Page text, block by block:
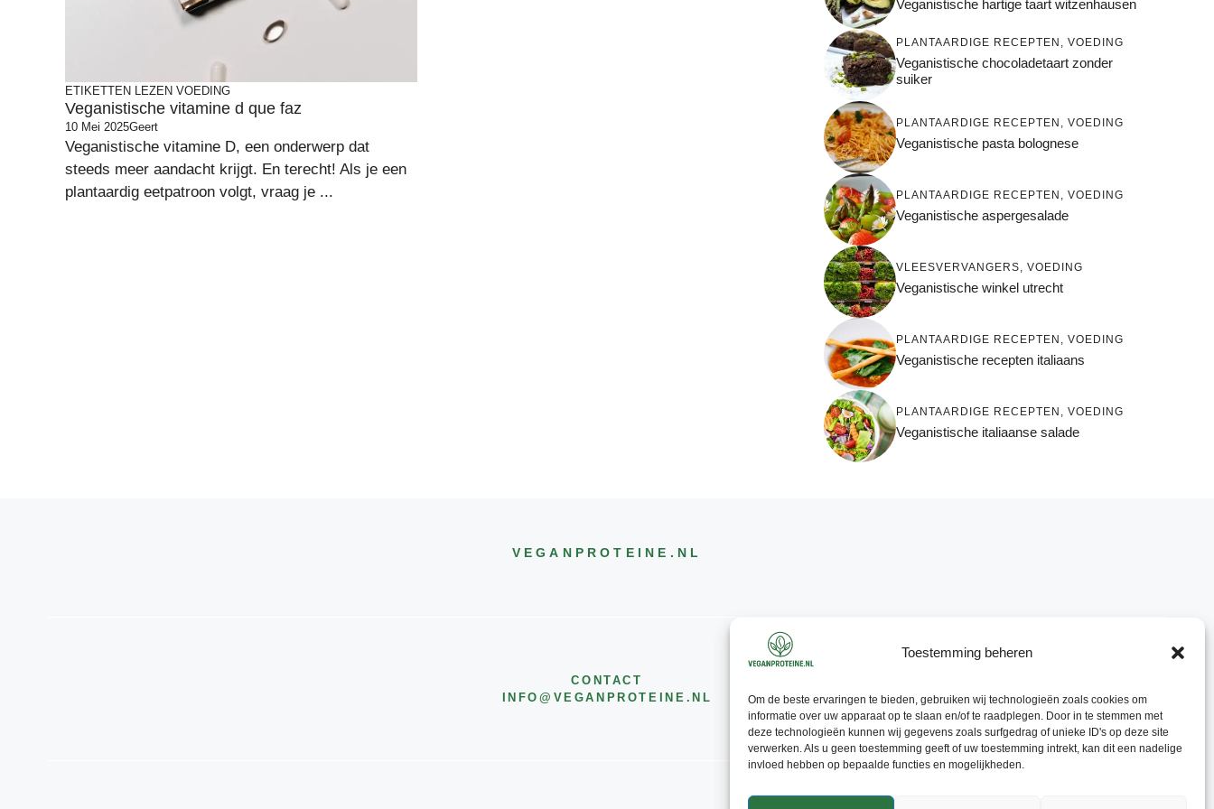
Toestemming beheren
Om de beste ervaringen te bieden, gebruiken wij technologieën zoals cookies om
informatie over uw apparaat op te slaan en/of te raadplegen. Door in te stemmen met
deze technologieën kunnen wij gegevens zoals surfgedrag of unieke ID's op deze site
verwerken. Als u geen toestemming geeft of uw toestemming intrekt, kan dit een nadelige
invloed hebben op bepaalde functies en mogelijkheden.
ETIKETTEN LEZEN VOEDING
Veganistische vitamine d que faz
10 Mei 2025Geert
Veganistische vitamine D, een onderwerp dat
steeds meer aandacht krijgt. En terecht! Als je een
plantaardig eetpatroon volgt, vraag je ...
Veganistische hartige taart witzenhausen
PLANTAARDIGE RECEPTEN , VOEDING
Veganistische chocoladetaart zonder
suiker
PLANTAARDIGE RECEPTEN , VOEDING
Veganistische pasta bolognese
PLANTAARDIGE RECEPTEN , VOEDING
Veganistische aspergesalade
VLEESVERVANGERS, VOEDING
Veganistische winkel utrecht
PLANTAARDIGE RECEPTEN , VOEDING
Veganistische recepten italiaans
PLANTAARDIGE RECEPTEN , VOEDING
Veganistische italiaanse salade
VEGANPROTEINE .NL
CONTACT
INFO@ VEGANPROTEINE .NL